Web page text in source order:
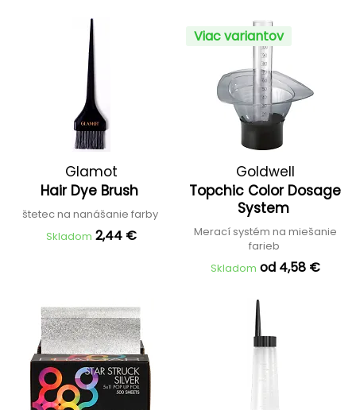
Glamot
Hair Dye Brush
štetec na nanášanie farby
Skladom 2,44 €
Viac variantov
Goldwell
Topchic Color Dosage
System
Merací systém na miešanie
farieb
Skladom od 4,58 €